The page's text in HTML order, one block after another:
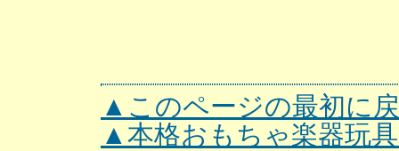
▲このページの最初に
▲本格おもちゃ楽器玩